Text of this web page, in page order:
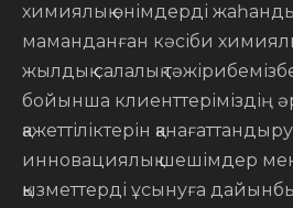
химиялық өнімдерді
маманданған кәсіби
жылдық салалық
бойынша клиенттеріміздің
қажеттіліктерін
инновациялық шешімдер
қызметтерді ұсынуға